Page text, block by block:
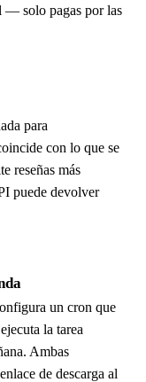
— solo pagas por las
para
con lo que se
reseñas más
puede devolver
un cron que
la tarea
Ambas
de descarga al